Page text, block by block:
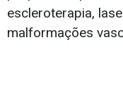
escleroterapia,
malformações